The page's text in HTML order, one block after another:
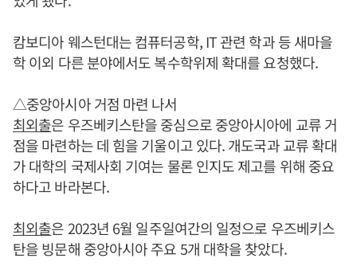
캄보디아 웨스턴대는 컴퓨터공학, IT 관련 학과 등 새마을
학 이외 다른 분야에서도 복수학위제 확대를 요청했다.
△중앙아시아 거점 마련 나서
최외출은 우즈베키스탄을 중심으로 중앙아시아에 교류 거
점을 마련하는 데 힘을 기울이고 있다. 개도국과 교류 확대
가 대학의 국제사회 기여는 물론 인지도 제고를 위해 중요
하다고 바라본다.
최외출은 2023년 6월 일주일여간의 일정으로 우즈베키스
탄을 빙문해 중앙아시아 주요 5개 대학을 찾았다.